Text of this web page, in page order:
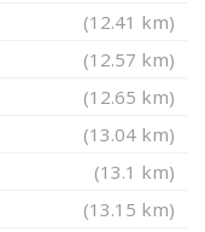
(12.41 km)
(12.57 km)
(12.65 km)
(13.04 km)
(13.1 km)
(13.15 km)